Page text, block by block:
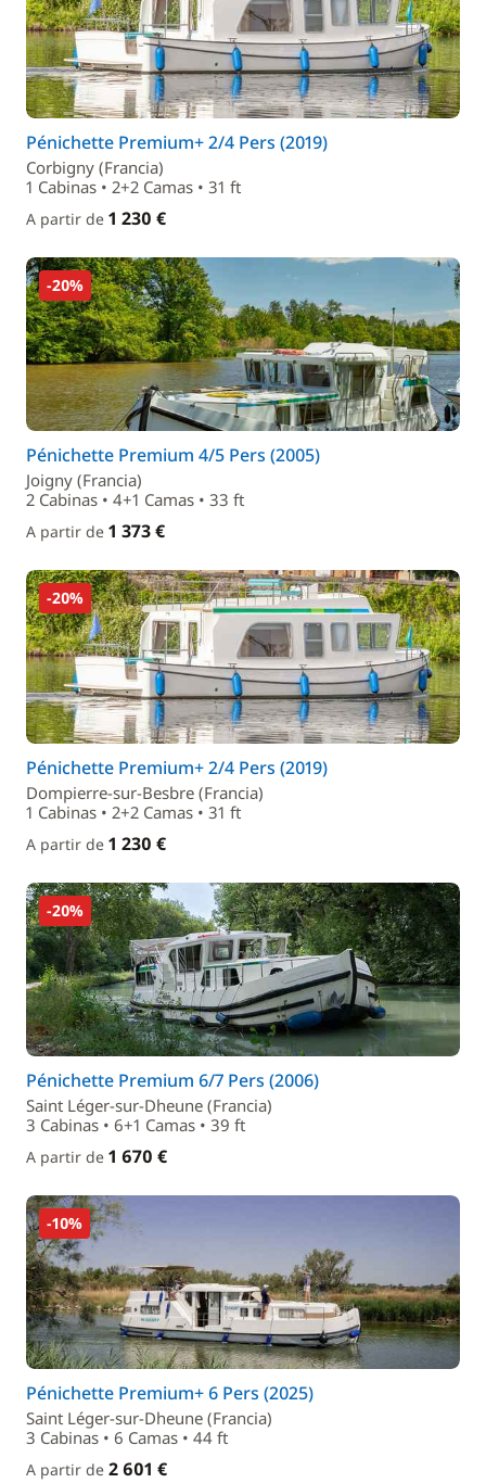
Pénichette Premium+ 2/4 Pers (2019)
Corbigny (Francia)
1 Cabinas • 2+2 Camas • 31 ft
A partir de 1 230 €
-20%
Pénichette Premium 4/5 Pers (2005)
Joigny (Francia)
2 Cabinas • 4+1 Camas • 33 ft
A partir de 1 373 €
-20%
Pénichette Premium+ 2/4 Pers (2019)
Dompierre-sur-Besbre (Francia)
1 Cabinas • 2+2 Camas • 31 ft
A partir de 1 230 €
-20%
Pénichette Premium 6/7 Pers (2006)
Saint Léger-sur-Dheune (Francia)
3 Cabinas • 6+1 Camas • 39 ft
A partir de 1 670 €
-10%
Pénichette Premium+ 6 Pers (2025)
Saint Léger-sur-Dheune (Francia)
3 Cabinas • 6 Camas • 44 ft
A partir de 2 601 €